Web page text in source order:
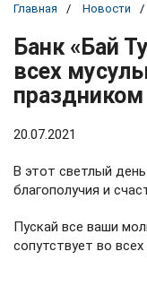
Главная Новости
Банк «Бай
всех
20.07.2021
В этот светлый
благополучия и
Пускай все ваши
сопутствует во всех